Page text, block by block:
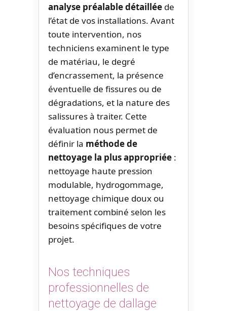
analyse préalable détaillée de
l’état de vos installations. Avant
toute intervention, nos
techniciens examinent le type
de matériau, le degré
d’encrassement, la présence
éventuelle de fissures ou de
dégradations, et la nature des
salissures à traiter. Cette
évaluation nous permet de
définir la méthode de
nettoyage la plus appropriée :
nettoyage haute pression
modulable, hydrogommage,
nettoyage chimique doux ou
traitement combiné selon les
besoins spécifiques de votre
projet.
Nos techniques
professionnelles de
nettoyage de dallage